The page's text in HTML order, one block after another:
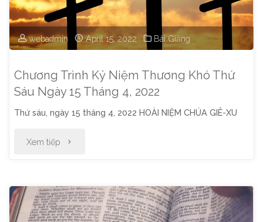
Tháng
2022:
Hy
Vọng
webadmin April 15, 2022 Bài Giảng
Chương Trình Kỷ Niệm Thương Khó Thứ
Sáu Ngày 15 Tháng 4, 2022
Thứ sáu, ngày 15 tháng 4, 2022 HOÀI NIỆM CHÚA GIÊ-XU
Xem tiếp "Chương
Kỷ
Niệm